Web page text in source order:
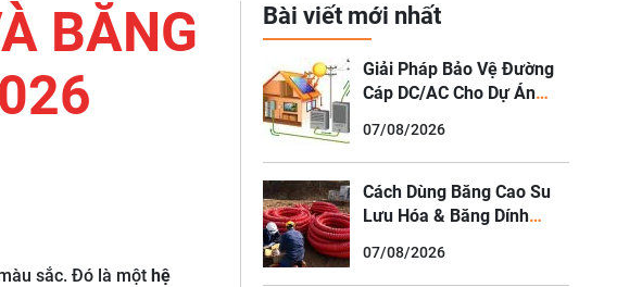
BĂNG
sắc. Đó là một hệ
Bài viết mới nhất
Giải Pháp Bảo Vệ Đường
Cáp DC/AC Cho Dự Án
& Solar Rooftop)
07/08/2026
Cách Dùng Băng Cao Su
Lưu Hóa & Băng Dính
Nối Ống HDPE Ngâm Nước
07/08/2026